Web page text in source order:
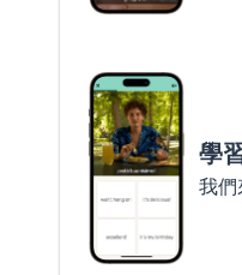
學
我